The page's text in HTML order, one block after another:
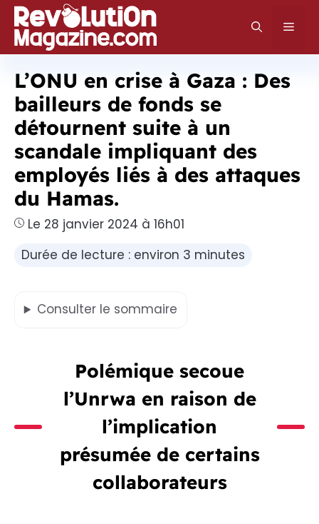
Aller
au
contenu
L’ONU en crise à Gaza : Des
bailleurs de fonds se
détournent suite à un
scandale impliquant des
employés liés à des attaques
du Hamas.
Le 28 janvier 2024 à 16h01
Durée de lecture : environ 3 minutes
Consulter le sommaire
Polémique secoue
l’Unrwa en raison de
l’implication
présumée de certains
collaborateurs